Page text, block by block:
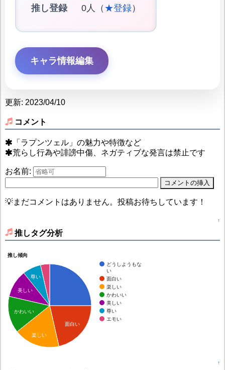
推し登録 0人（ ★登録）
キャラ情報編集
更新: 2023/04/10
コメント
「ラプンツェル」の魅力や特徴など
荒らし行為や誹謗中傷、ネガティブな発言は禁止です
お名前:
💡まだコメントはありません。投稿お待ちしています！
↑
推しタグ分析
推し傾向
どうしようもな
い
面白い
楽しい
かわいい
美しい
尊い
エモい
面白い
尊い
美しい
かわいい
楽しい
↑